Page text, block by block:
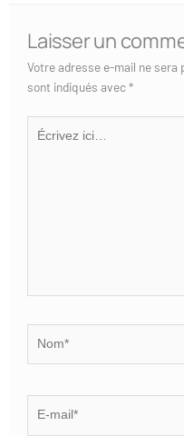
Laisser un
Votre adresse e-mail ne sera
sont indiqués avec*
Écrivez
ici…
mail*